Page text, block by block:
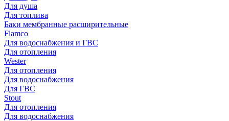
Для душа
Для топлива
Баки мембранные расширительные
Flamco
Для водоснабжения и ГВС
Для отопления
Wester
Для отопления
Для водоснабжения
Для ГВС
Stout
Для отопления
Для водоснабжения